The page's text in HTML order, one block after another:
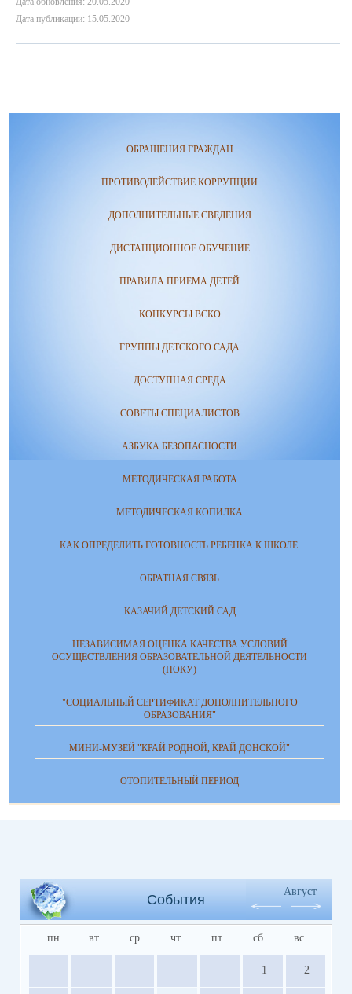
Дата публикации: 15.05.2020
ОБРАЩЕНИЯ ГРАЖДАН
ПРОТИВОДЕЙСТВИЕ КОРРУПЦИИ
ДОПОЛНИТЕЛЬНЫЕ СВЕДЕНИЯ
ДИСТАНЦИОННОЕ ОБУЧЕНИЕ
ПРАВИЛА ПРИЕМА ДЕТЕЙ
КОНКУРСЫ ВСКО
ГРУППЫ ДЕТСКОГО САДА
ДОСТУПНАЯ СРЕДА
СОВЕТЫ СПЕЦИАЛИСТОВ
АЗБУКА БЕЗОПАСНОСТИ
МЕТОДИЧЕСКАЯ РАБОТА
МЕТОДИЧЕСКАЯ КОПИЛКА
КАК ОПРЕДЕЛИТЬ ГОТОВНОСТЬ РЕБЕНКА К ШКОЛЕ.
ОБРАТНАЯ СВЯЗЬ
КАЗАЧИЙ ДЕТСКИЙ САД
НЕЗАВИСИМАЯ ОЦЕНКА КАЧЕСТВА УСЛОВИЙ
ОСУЩЕСТВЛЕНИЯ ОБРАЗОВАТЕЛЬНОЙ ДЕЯТЕЛЬНОСТИ
(НОКУ)
"СОЦИАЛЬНЫЙ СЕРТИФИКАТ ДОПОЛНИТЕЛЬНОГО
ОБРАЗОВАНИЯ"
МИНИ-МУЗЕЙ "КРАЙ РОДНОЙ, КРАЙ ДОНСКОЙ"
ОТОПИТЕЛЬНЫЙ ПЕРИОД
События
Август
пн вт ср чт пт сб вс
1 2